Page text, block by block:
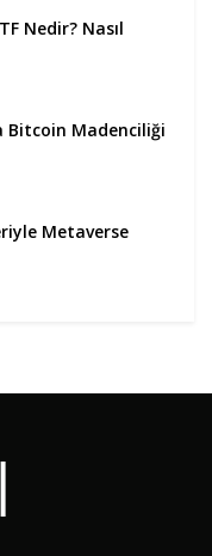
Nedir? Nasıl
Bitcoin Madenciliği
Metaverse